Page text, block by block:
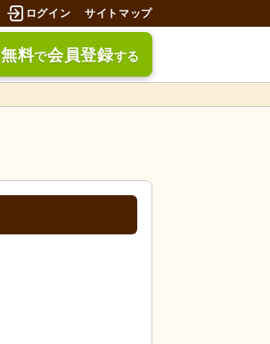
ログイン サイトマップ
無料で会員登録する